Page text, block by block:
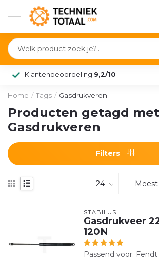
Klantenbeoordeling 9,2/10
Home / Tags / Gasdrukveren
Producten getagd met
Gasdrukveren
Filters
STABILUS
Gasdrukveer
120N
Passend voor: